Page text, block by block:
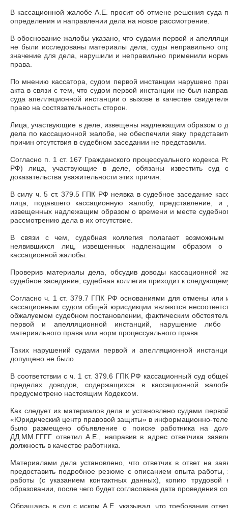
В кассационной жалобе А.Е. просит об отмене решения суда
определения и направлении дела на новое рассмотрение.
В обоснование жалобы указано, что судами первой и
не были исследованы материалы дела, суды неправильно
значение для дела, нарушили и неправильно применили
права.
По мнению кассатора, судом первой инстанции нарушено
акта в связи с тем, что судом первой инстанции не был
суда апелляционной инстанции о вызове в качестве
право на состязательность сторон.
Лица, участвующие в деле, извещены надлежащим образом о
дела по кассационной жалобе, не обеспечили явку
причин отсутствия в судебном заседании не представили.
Согласно п. 1 ст. 167 Гражданского процессуального
РФ) лица, участвующие в деле, обязаны известить суд
доказательства уважительности этих причин.
В силу ч. 5 ст. 379.5 ГПК РФ неявка в судебное заседание
лица, подавшего кассационную жалобу, представление,
извещенных надлежащим образом о времени и месте
рассмотрению дела в их отсутствие.
В связи с чем, судебная коллегия полагает возможным
неявившихся лиц, извещенных надлежащим образом о
кассационной жалобы.
Проверив материалы дела, обсудив доводы кассационной
судебное заседание, судебная коллегия приходит к
Согласно ч. 1 ст. 379.7 ГПК РФ основаниями для отмены или
кассационным судом общей юрисдикции являются
обжалуемом судебном постановлении, фактическим
первой и апелляционной инстанций, нарушение либо
материального права или норм процессуального права.
Таких нарушений судами первой и апелляционной
допущено не было.
В соответствии с ч. 1 ст. 379.6 ГПК РФ кассационный суд
пределах доводов, содержащихся в кассационной
предусмотрено настоящим Кодексом.
Как следует из материалов дела и установлено судами
«Юридический центр правовой защиты» в информационно-
было размещено объявление о поиске работника на
ДД.ММ.ГГГГ ответил А.Е., направив в адрес ответчика
должность в качестве работника.
Материалами дела установлено, что ответчик в ответ на
предоставить подробное резюме с описанием опыта работы,
работы (с указанием контактных данных), копию
образовании, после чего будет согласована дата проведения
Обращаясь в суд с иском А.Е. указывал, что требования